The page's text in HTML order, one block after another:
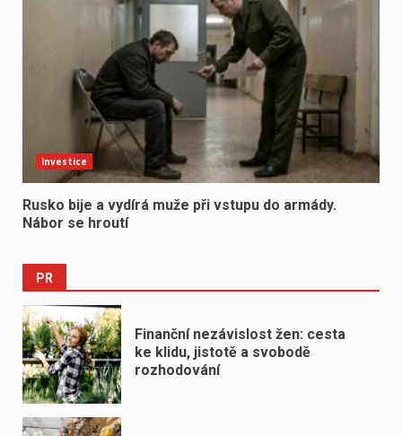
Investice
Rusko bije a vydírá muže při vstupu do armády.
Nábor se hroutí
PR
Finanční nezávislost žen: cesta
ke klidu, jistotě a svobodě
rozhodování